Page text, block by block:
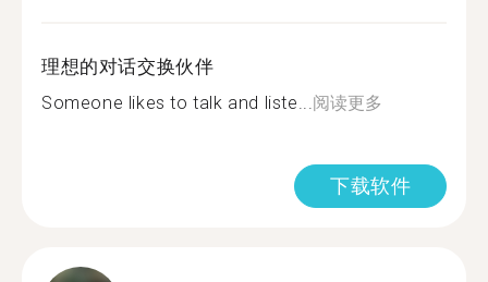
理想的对话交换伙伴
Someone likes to talk and liste...阅读更多
下载软件